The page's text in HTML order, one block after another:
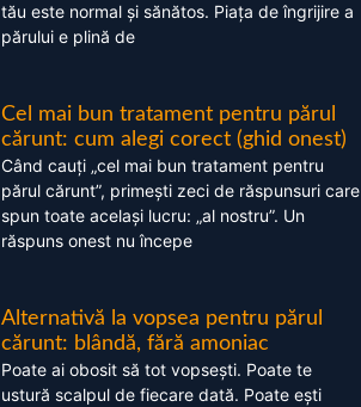
tău este normal și sănătos. Piața de îngrijire a
părului e plină de
Cel mai bun tratament pentru părul
cărunt: cum alegi corect (ghid onest)
Când cauți „cel mai bun tratament pentru
părul cărunt”, primești zeci de răspunsuri care
spun toate același lucru: „al nostru”. Un
răspuns onest nu începe
Alternativă la vopsea pentru părul
cărunt: blândă, fără amoniac
Poate ai obosit să tot vopsești. Poate te
ustură scalpul de fiecare dată. Poate ești